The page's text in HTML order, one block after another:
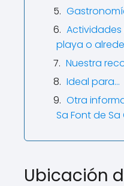
playa o
Nuestra
Ideal para…
Otra
Sa Font de Sa
Ubicación